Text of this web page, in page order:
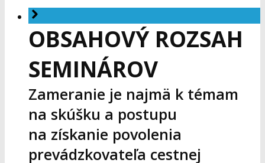
OBSAHOVÝ ROZSAH
SEMINÁROV
Zameranie je najmä k témam
na skúšku a postupu
na získanie povolenia
prevádzkovateľa cestnej